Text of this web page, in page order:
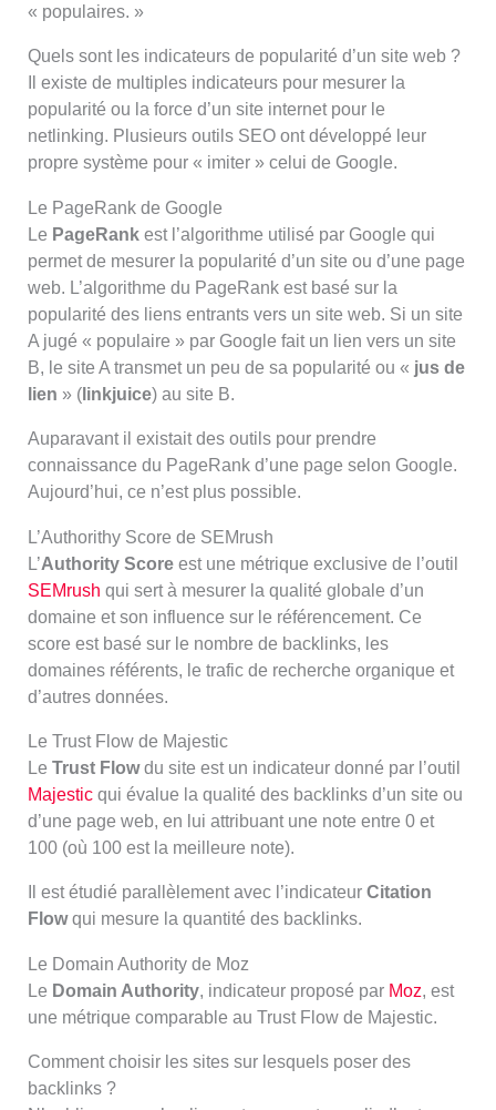
« populaires. »
Quels sont les indicateurs de popularité d’un site web ?
Il existe de multiples indicateurs pour mesurer la
popularité ou la force d’un site internet pour le
netlinking. Plusieurs outils SEO ont développé leur
propre système pour « imiter » celui de Google.
Le PageRank de Google
Le PageRank est l’algorithme utilisé par Google qui
permet de mesurer la popularité d’un site ou d’une page
web. L’algorithme du PageRank est basé sur la
popularité des liens entrants vers un site web. Si un site
A jugé « populaire » par Google fait un lien vers un site
B, le site A transmet un peu de sa popularité ou « jus de
lien » (linkjuice) au site B.
Auparavant il existait des outils pour prendre
connaissance du PageRank d’une page selon Google.
Aujourd’hui, ce n’est plus possible.
L’Authorithy Score de SEMrush
L’Authority Score est une métrique exclusive de l’outil
SEMrushqui sert à mesurer la qualité globale d’un
domaine et son influence sur le référencement. Ce
score est basé sur le nombre de backlinks, les
domaines référents, le trafic de recherche organique et
d’autres données.
Le Trust Flow de Majestic
LeTrust Flowdu site est un indicateur donné par l’outil
Majesticqui évalue la qualité des backlinks d’un site ou
d’une page web, en lui attribuant une note entre 0 et
100 (où 100 est la meilleure note).
Il est étudié parallèlement avec l’indicateurCitation
Flowqui mesure la quantité des backlinks.
Le Domain Authority de Moz
Le Domain Authority, indicateur proposé par Moz, est
une métrique comparable au Trust Flow de Majestic.
Comment choisir les sites sur lesquels poser des
backlinks ?